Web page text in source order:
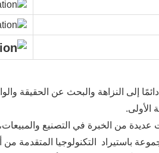
إلى النزاهة والبحث عن الحقيقة
الأولى.
عديدة من الخبرة في التصنيع
باستيراد
التكنولوجيا المتقدمة من